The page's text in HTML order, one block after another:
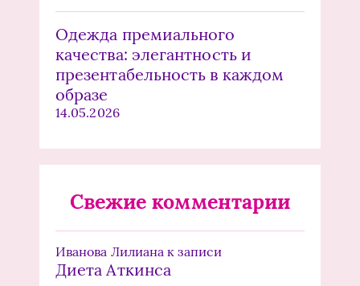
Одежда премиального
качества: элегантность и
презентабельность в каждом
образе
14.05.2026
Свежие комментарии
Иванова Лилиана к записи
Диета Аткинса